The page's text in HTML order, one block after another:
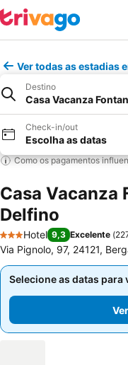
Ver todas as estadias
Destino
Casa Vacanza
Check-in/out
Escolha as datas
Como os pagamentos
Casa Vacanza
Delfino
3 Estrelas
Hotel 9,3 Excelente (
Via Pignolo, 97, 24121,
Selecione as datas para
Selecione as datas para